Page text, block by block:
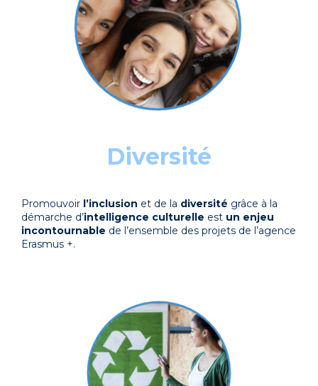
Diversité
Promouvoir l’inclusion et de la diversité grâce à la
démarche d’intelligence culturelle est un enjeu
incontournable de l’ensemble des projets de l’agence
Erasmus +.